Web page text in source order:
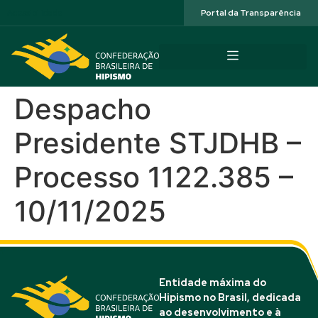
Portal da Transparência
Despacho
Presidente STJDHB –
Processo 1122.385 –
10/11/2025
Entidade máxima do
Hipismo no Brasil, dedicada
ao desenvolvimento e à